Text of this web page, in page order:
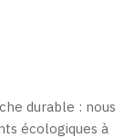
durable : nous
écologiques à